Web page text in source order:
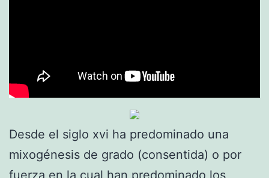
Desde el siglo xvi ha predominado una
mixogénesis de grado (consentida) o por
fuerza en la cual han predominado los